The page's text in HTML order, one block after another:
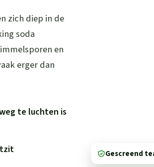
zich diep in de
soda
en
erger dan
te luchten is
Gescreend